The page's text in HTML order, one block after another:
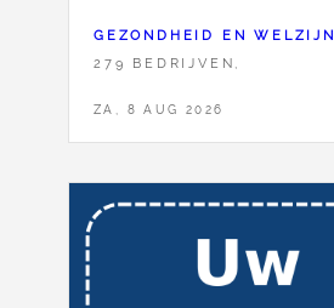
GEZONDHEID EN WELZIJN
279 BEDRIJVEN,
ZA, 8 AUG 2026